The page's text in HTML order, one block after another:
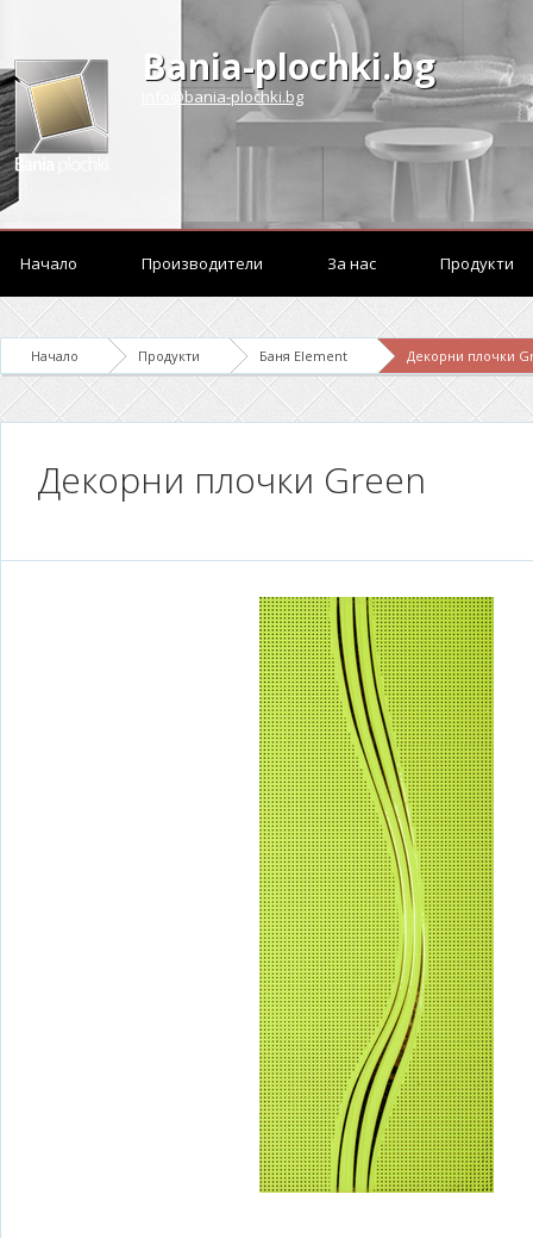
Bania-plochki.bg
info@bania-plochki.bg
Начало Производители За нас Продукти
Начало Продукти Баня Element Декорни плочки
Декорни плочки Green